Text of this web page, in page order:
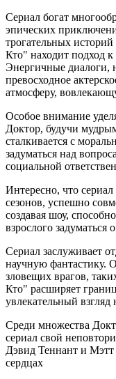
Сериал богат
эпических
трогательных
Кто" находит подход
Энергичные диалоги,
превосходное
атмосферу,
Особое внимание
Доктор, будучи
сталкивается с
задуматься над
социальной
Интересно, что
сезонов, успешно
создавая шоу,
взрослого задуматься
Сериал заслуживает
научную
зловещих врагов,
Кто" расширяет
увлекательный
Среди множества
сериал свой
Дэвид Теннант и Мэтт
сердцах